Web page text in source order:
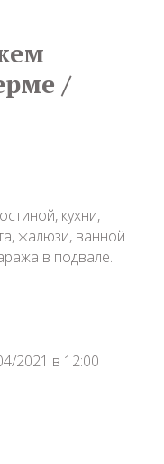
/
кухни,
жалюзи, ванной
в подвале.
в 12:00